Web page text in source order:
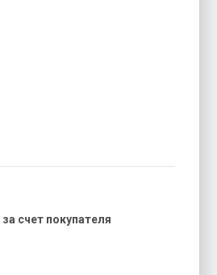
за счет покупателя